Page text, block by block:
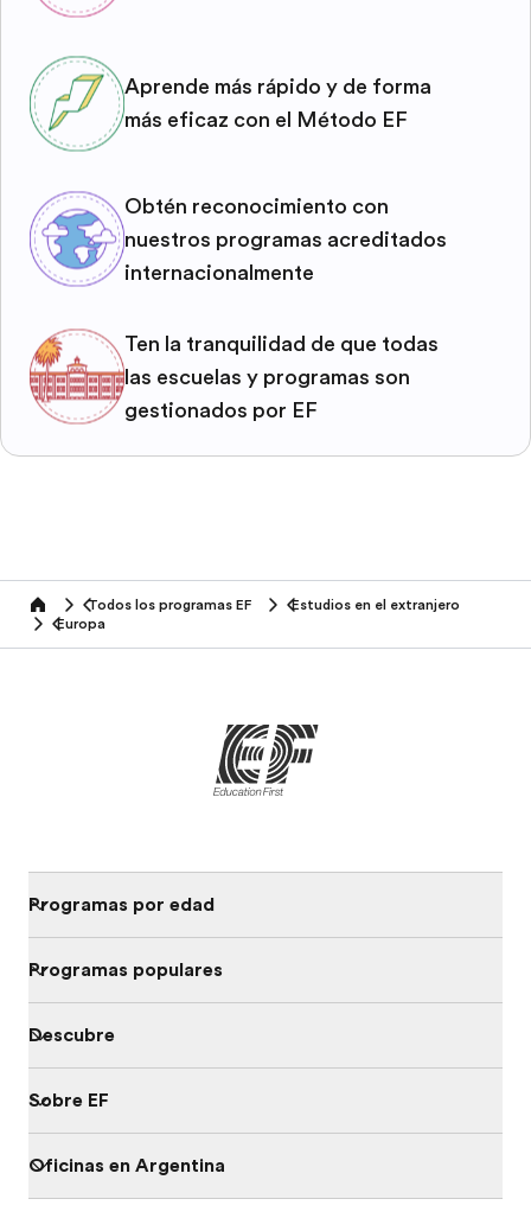
Aprende más rápido y de forma
más eficaz con el Método EF
Obtén reconocimiento con
nuestros programas acreditados
internacionalmente
Ten la tranquilidad de que todas
las escuelas y programas son
gestionados por EF
home Todos los programas EF
Estudios en el extranjero
Europa
Programas por edad
Programas populares
Descubre
Sobre EF
Oficinas en Argentina